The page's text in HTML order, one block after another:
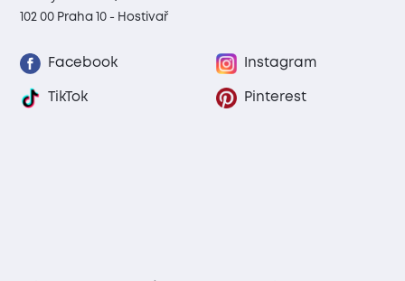
102 00 Praha 10 - Hostivař
Facebook Instagram
TikTok Pinterest